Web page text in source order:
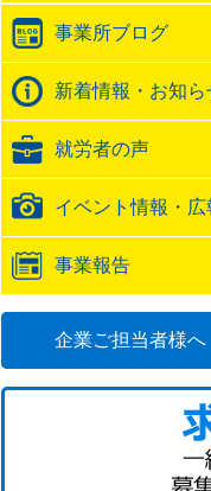
ッ
ク
バ
ッ
ク
URL
事業所ブログ
新着情報・お知ら
就労者の声
イベント情報・広
事業報告
企業ご担当者様へ